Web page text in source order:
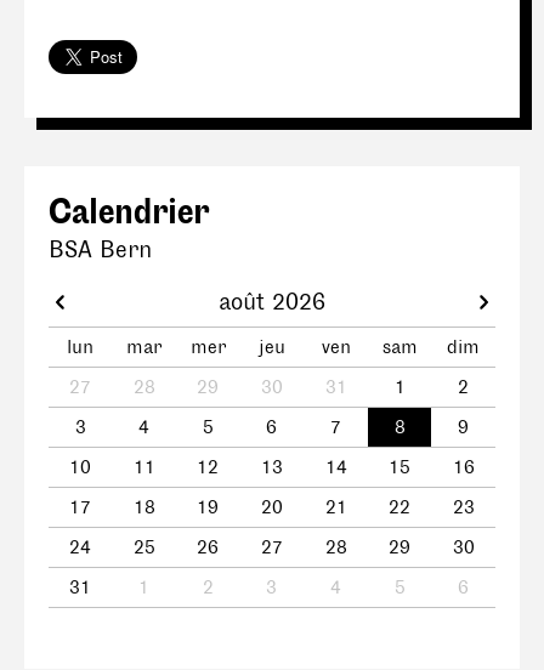
Calendrier
BSA Bern
août 2026
lun mar mer jeu ven sam
dim
27
28 29 30 31 1
2
3
4 5 6 7 8
9
10
11 12 13 14 15
16
17
18 19 20 21 22
23
24
25 26 27 28 29
30
31
1 2 3 4 5 6